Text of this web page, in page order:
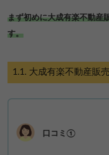
まず初めに大成有楽不動産
す。
大成有楽不動産販
口コミ①